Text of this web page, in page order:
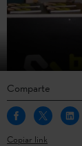
Comparte
Copiar link